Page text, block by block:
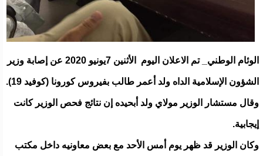
الوئام الوطني_ تم الاعلان اليوم الأثنين 7يونيو 2020 عن إصابة وزير
الشؤون الإسلامية الداه ولد أعمر طالب بفيروس كورونا (كوفيد 19).
وقال مستشار الوزير مولاي ولد أبحيده إن نتائج فحص الوزير كانت
إيجابية.
وكان الوزير قد ظهر يوم أمس الأحد مع بعض معاونيه داخل مكتب